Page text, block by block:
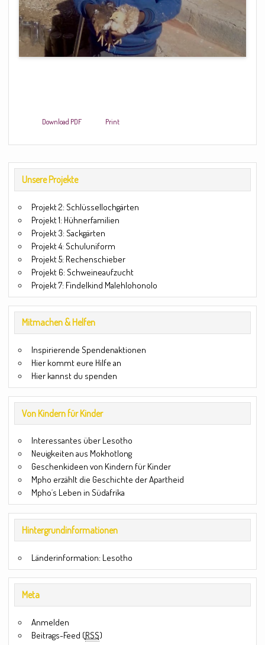
Download PDF Print
Unsere Projekte
Projekt 2: Schlüssellochgärten
Projekt 1: Hühnerfamilien
Projekt 3: Sackgärten
Projekt 4: Schuluniform
Projekt 5: Rechenschieber
Projekt 6: Schweineaufzucht
Projekt 7: Findelkind Malehlohonolo
Mitmachen & Helfen
Inspirierende Spendenaktionen
Hier kommt eure Hilfe an
Hier kannst du spenden
Von Kindern für Kinder
Interessantes über Lesotho
Neuigkeiten aus Mokhotlong
Geschenkideen von Kindern für Kinder
Mpho erzählt die Geschichte der Apartheid
Mpho´s Leben in Südafrika
Hintergrundinformationen
Länderinformation: Lesotho
Meta
Anmelden
Beitrags-Feed (RSS)